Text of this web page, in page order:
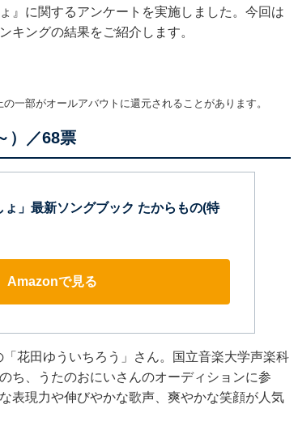
』に関するアンケートを実施しました。今回は
キングの結果をご紹介します。
一部がオールアバウトに還元されることがあります。
）／68票
ょ」最新ソングブック たからもの(特
Amazonで見る
花田ゆういちろう」さん。国立音楽大学声楽科
ち、うたのおにいさんのオーディションに参
表現力や伸びやかな歌声、爽やかな笑顔が人気